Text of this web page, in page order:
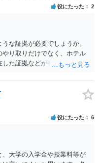
役にたった 2
な証拠が必要でしょうか。
り取りだけでなく、ホテル
た証拠などが有効です。 不
と思われます。 ただし、不
許したとの評価につながる
役にたった 6
、大学の入学金や授業料等が